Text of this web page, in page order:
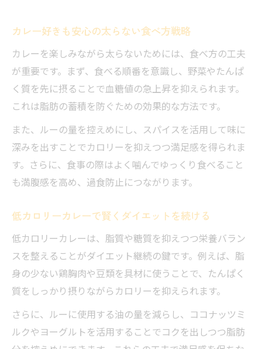
カレー好きも安心の太らない食べ方戦略
カレーを楽しみながら太らないためには、食べ方の工夫
が重要です。まず、食べる順番を意識し、野菜やたんぱ
く質を先に摂ることで血糖値の急上昇を抑えられます。
これは脂肪の蓄積を防ぐための効果的な方法です。
また、ルーの量を控えめにし、スパイスを活用して味に
深みを出すことでカロリーを抑えつつ満足感を得られま
す。さらに、食事の際はよく噛んでゆっくり食べること
も満腹感を高め、過食防止につながります。
低カロリーカレーで賢くダイエットを続ける
低カロリーカレーは、脂質や糖質を抑えつつ栄養バラン
スを整えることがダイエット継続の鍵です。例えば、脂
身の少ない鶏胸肉や豆類を具材に使うことで、たんぱく
質をしっかり摂りながらカロリーを抑えられます。
さらに、ルーに使用する油の量を減らし、ココナッツミ
ルクやヨーグルトを活用することでコクを出しつつ脂肪